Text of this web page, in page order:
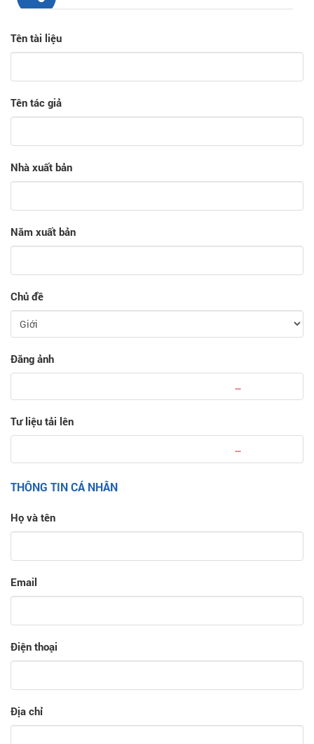
Tên tài liệu
Tên tác giả
Nhà xuất bản
Năm xuất bản
Chủ đề
Đăng ảnh
Tư liệu tải lên
THÔNG TIN CÁ NHÂN
Họ và tên
Email
Điện thoại
Địa chỉ